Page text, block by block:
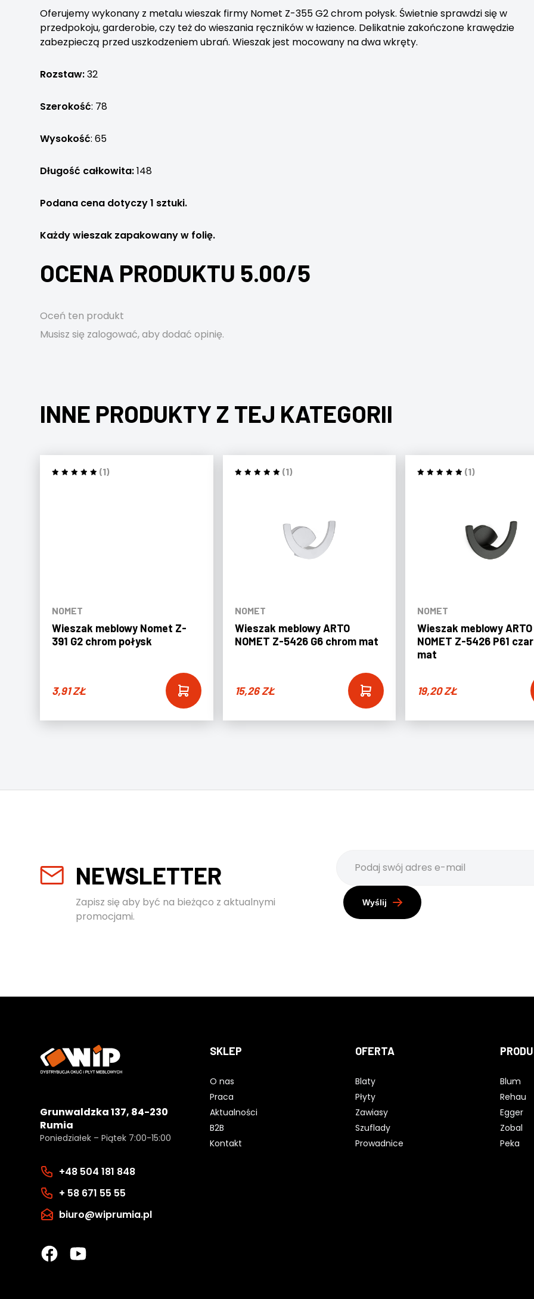
Oferujemy wykonany z metalu wieszak firmy Nomet Z-355 G2 chrom połysk. Świetnie sprawdzi się w
przedpokoju, garderobie, czy też do wieszania ręczników w łazience. Delikatnie zakończone krawędzie
zabezpieczą przed uszkodzeniem ubrań. Wieszak jest mocowany na dwa wkręty.
Rozstaw:32
Szerokość: 78
Wysokość: 65
Długość całkowita:148
Podana cena dotyczy 1 sztuki.
Każdy wieszak zapakowany w folię.
OCENA PRODUKTU 5.00/5
Oceń ten produkt
Musisz się zalogować, aby dodać opinię.
INNE PRODUKTY Z TEJ KATEGORII
(1)
NOMET
Wieszak meblowy Nomet Z-
391 G2 chrom połysk
3,91ZŁ
(1)
NOMET
Wieszak meblowy ARTO
NOMET Z-5426 G6 chrom mat
15,26ZŁ
(1)
NOMET
Wieszak meblowy ARTO
NOMET Z-5426 P61
mat
19,20ZŁ
NEWSLETTER
Zapisz się aby być na bieżąco z aktualnymi
promocjami.
Wyślij
Grunwaldzka 137, 84-230
Rumia
Poniedziałek – Piątek 7:00-15:00
+48 504 181 848
+ 58 671 55 55
biuro@wiprumia.pl
SKLEP
O nas
Praca
Aktualności
B2B
Kontakt
OFERTA
Blaty
Płyty
Zawiasy
Szuflady
Prowadnice
Blum
Rehau
Egger
Zobal
Peka